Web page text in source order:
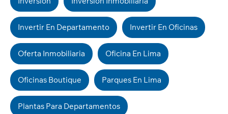
Invertir En Departamento Invertir En Oficinas
Oferta Inmobiliaria Oficina En Lima
Oficinas Boutique Parques En Lima
Plantas Para Departamentos